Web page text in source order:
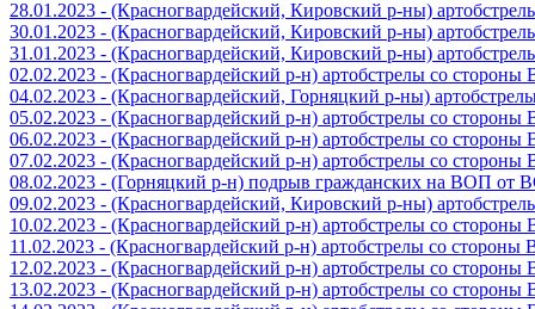
28.01.2023 - (Красногвардейский, Кировский р-ны)
30.01.2023 - (Красногвардейский, Кировский р-ны)
31.01.2023 - (Красногвардейский, Кировский р-ны)
02.02.2023 - (Красногвардейский р-н) артобстрелы со
04.02.2023 - (Красногвардейский, Горняцкий р-ны)
05.02.2023 - (Красногвардейский р-н) артобстрелы со
06.02.2023 - (Красногвардейский р-н) артобстрелы со
07.02.2023 - (Красногвардейский р-н) артобстрелы со
08.02.2023 - (Горняцкий р-н) подрыв гражданских на ВОП от
09.02.2023 - (Красногвардейский, Кировский р-ны)
10.02.2023 - (Красногвардейский р-н) артобстрелы со
11.02.2023 - (Красногвардейский р-н) артобстрелы со стороны
12.02.2023 - (Красногвардейский р-н) артобстрелы со
13.02.2023 - (Красногвардейский р-н) артобстрелы со